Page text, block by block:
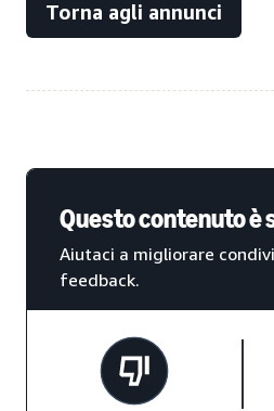
Torna agli annunci
Questo contenuto è
Aiutaci a migliorare
feedback.